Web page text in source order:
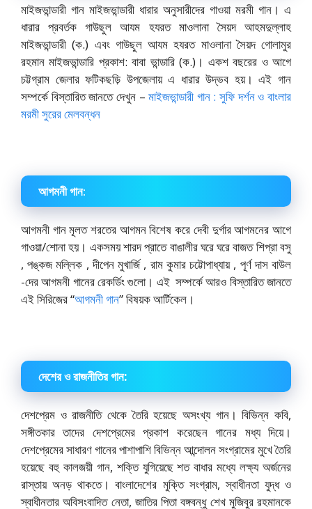
মাইজভান্ডারী গান মাইজভান্ডারী ধারার অনুসারীদের গাওয়া মরমী গান। এ
ধারার প্রবর্তক গাউছুল আযম হযরত মাওলানা সৈয়দ আহমদুল্লাহ
মাইজভান্ডারী (ক.) এবং গাউছুল আযম হযরত মাওলানা সৈয়দ গোলামুর
রহমান মাইজভান্ডারি প্রকাশ: বাবা ভান্ডারি (ক.)। একশ বছরের ও আগে
চট্টগ্রাম জেলার ফটিকছড়ি উপজেলায় এ ধারার উদ্ভব হয়। এই গান
সম্পর্কে বিস্তারিত জানতে দেখুন –মাইজভান্ডারী গান : সুফি দর্শন ও বাংলার
মরমী সুরের মেলবন্ধন
আগমনী গান:
আগমনী গান মূলত শরতের আগমন বিশেষ করে দেবী দুর্গার আগমনের আগে
গাওয়া/শোনা হয়। একসময় শারদ প্রাতে বাঙালীর ঘরে ঘরে বাজত শিপ্রা বসু
, পঙ্কজ মল্লিক , দীপেন মুখার্জি , রাম কুমার চট্টোপাধ্যায় , পূর্ণ দাস বাউল
-দের আগমনী গানের রেকর্ডিং গুলো। এই সম্পর্কে আরও বিস্তারিত জানতে
এই সিরিজের “আগমনী গান” বিষয়ক আর্টিকেল।
দেশের ও রাজনীতির গান:
দেশপ্রেম ও রাজনীতি থেকে তৈরি হয়েছে অসংখ্য গান। বিভিন্ন কবি,
সঙ্গীতকার তাদের দেশপ্রেমের প্রকাশ করেছেন গানের মধ্য দিয়ে।
দেশপ্রেমের সাধারণ গানের পাশাপাশি বিভিন্ন আন্দোলন সংগ্রামের মুখে তৈরি
হয়েছে বহু কালজয়ী গান, শক্তি যুগিয়েছে শত বাধার মধ্যে লক্ষ্য অর্জনের
রাস্তায় অনড় থাকতে। বাংলাদেশের মুক্তি সংগ্রাম, স্বাধীনতা যুদ্ধ ও
স্বাধীনতার অবিসংবাদিত নেতা, জাতির পিতা বঙ্গবন্ধু শেখ মুজিবুর রহমানকে